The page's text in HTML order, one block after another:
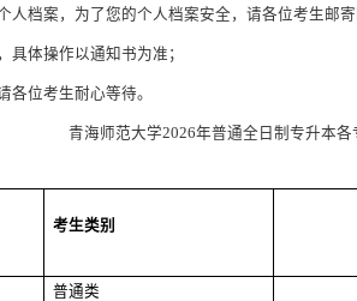
档案，为了您的个人档案安全，请各位考生邮
具体操作以通知书为准；
各位考生耐心等待。
青海师范大学2026年普通全日制专升本
考生类别
普通类